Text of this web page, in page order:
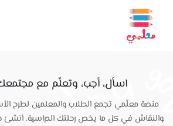
اسأل، أجب، وتعلّم مع
منصة معلّمي تجمع الطلاب والمعلمين لطرح
والنقاش في كل ما يخص رحلتك الدراسية. أنشئ